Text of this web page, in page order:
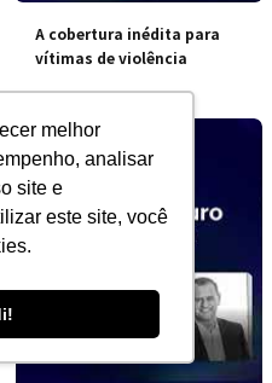
melhor
analisar
site e
este site, você
A cobertura inédita para
vítimas de violência